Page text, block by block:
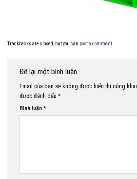
Trackbacks are closed, but you can post a comment.
Để lại một bình luận
Email của bạn sẽ không được hiển thị công khai.
được đánh dấu*
Bình luận *